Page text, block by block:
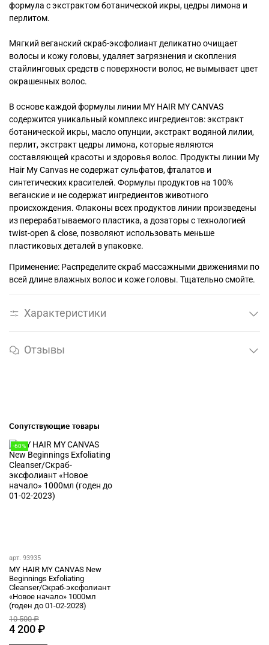
формула с экстрактом ботанической икры, цедры лимона и
перлитом.
Мягкий веганский скраб-эксфолиант деликатно очищает
волосы и кожу головы, удаляет загрязнения и скопления
стайлинговых средств с поверхности волос, не вымывает цвет
окрашенных волос.
В основе каждой формулы линии MY HAIR MY CANVAS
содержится уникальный комплекс ингредиентов: экстракт
ботанической икры, масло опунции, экстракт водяной лилии,
перлит, экстракт цедры лимона, которые являются
составляющей красоты и здоровья волос. Продукты линии My
Hair My Canvas не содержат сульфатов, фталатов и
синтетических красителей. Формулы продуктов на 100%
веганские и не содержат ингредиентов животного
происхождения. Флаконы всех продуктов линии произведены
из перерабатываемого пластика, а дозаторы с технологией
twist-open & close, позволяют использовать меньше
пластиковых деталей в упаковке.
Применение: Распределите скраб массажными движениями по
всей длине влажных волос и коже головы. Тщательно смойте.
Характеристики
Отзывы
Сопутствующие товары
-60%
арт. 93935
MY HAIR MY CANVAS New
Beginnings Exfoliating
Cleanser/Скраб-эксфолиант
«Новое начало» 1000мл
(годен до 01-02-2023)
10 500 ₽
4 200 ₽